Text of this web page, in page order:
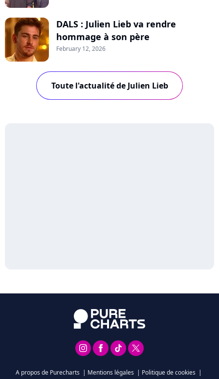
DALS : Julien Lieb va rendre
hommage à son père
February 12, 2026
Toute l'actualité de Julien Lieb
A propos de Purecharts | Mentions légales | Politique de cookies |